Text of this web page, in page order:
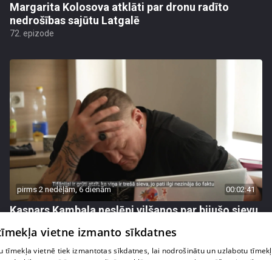
Margarita Kolosova atklāti par dronu radīto
nedrošības sajūtu Latgalē
72. epizode
pirms 2 nedēļām, 6 dienām 00:02:41
Kaspars Kambala neslēpj vilšanos par bijušo sievu
72. epizodevietne izmanto sīkdatnes
tīmekļa vietnē tiek izmantotas sīkdatnes, lai nodrošinātu un uzlabotu